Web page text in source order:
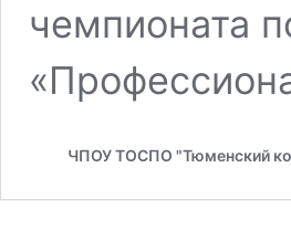
чемпионата
ЧПОУ ТОСПО "Тюменский